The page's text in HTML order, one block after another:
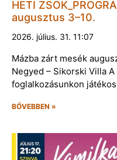
HETI
augusztus 3–10.
2026. július. 31. 11:07
Mázba zárt mesék
Negyed – Sikorski Villa
foglalkozásunkon
BŐVEBBEN »